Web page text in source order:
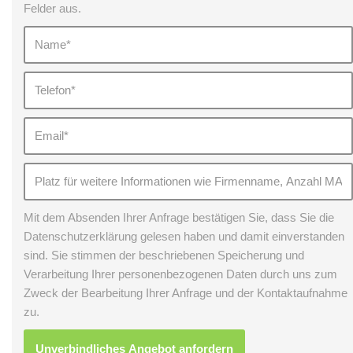
Felder aus.
Mit dem Absenden Ihrer Anfrage bestätigen Sie, dass Sie die
Datenschutzerklärung gelesen haben und damit einverstanden
sind. Sie stimmen der beschriebenen Speicherung und
Verarbeitung Ihrer personenbezogenen Daten durch uns zum
Zweck der Bearbeitung Ihrer Anfrage und der Kontaktaufnahme
zu.